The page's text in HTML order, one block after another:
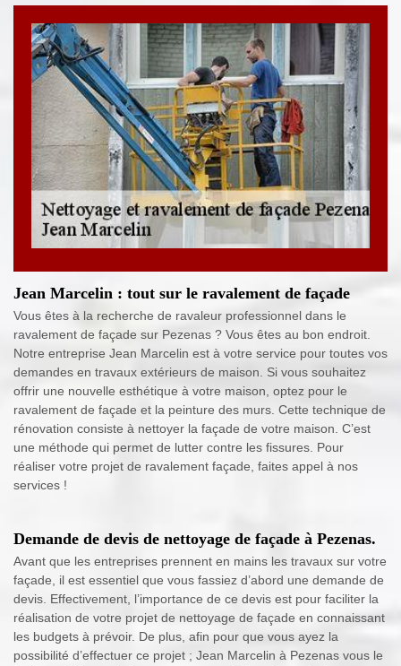
Jean Marcelin : tout sur le ravalement de façade
Vous êtes à la recherche de ravaleur professionnel dans le
ravalement de façade sur Pezenas ? Vous êtes au bon endroit.
Notre entreprise Jean Marcelin est à votre service pour toutes vos
demandes en travaux extérieurs de maison. Si vous souhaitez
offrir une nouvelle esthétique à votre maison, optez pour le
ravalement de façade et la peinture des murs. Cette technique de
rénovation consiste à nettoyer la façade de votre maison. C’est
une méthode qui permet de lutter contre les fissures. Pour
réaliser votre projet de ravalement façade, faites appel à nos
services !
Demande de devis de nettoyage de façade à Pezenas.
Avant que les entreprises prennent en mains les travaux sur votre
façade, il est essentiel que vous fassiez d’abord une demande de
devis. Effectivement, l’importance de ce devis est pour faciliter la
réalisation de votre projet de nettoyage de façade en connaissant
les budgets à prévoir. De plus, afin pour que vous ayez la
possibilité d’effectuer ce projet ; Jean Marcelin à Pezenas vous le